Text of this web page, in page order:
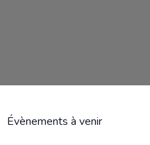
Évènements à venir